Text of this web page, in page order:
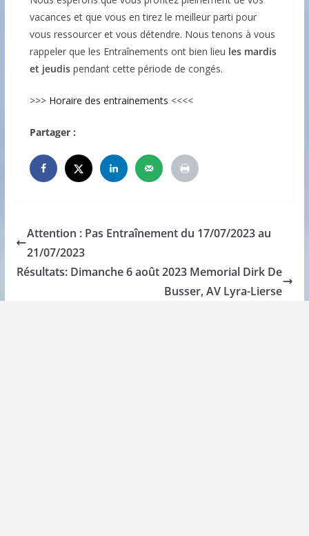
vacances et que vous en tirez le meilleur parti pour
vous ressourcer et vous détendre. Nous tenons à vous
rappeler que les Entraînements ont bien lieu les mardis
et jeudispendant cette période de congés.
>>> Horaire des entrainements <<<<
Partager :
Attention : Pas Entraînement du 17/07/2023 au
21/07/2023
Résultats: Dimanche 6 août 2023 Memorial Dirk De
Busser, AV Lyra-Lierse